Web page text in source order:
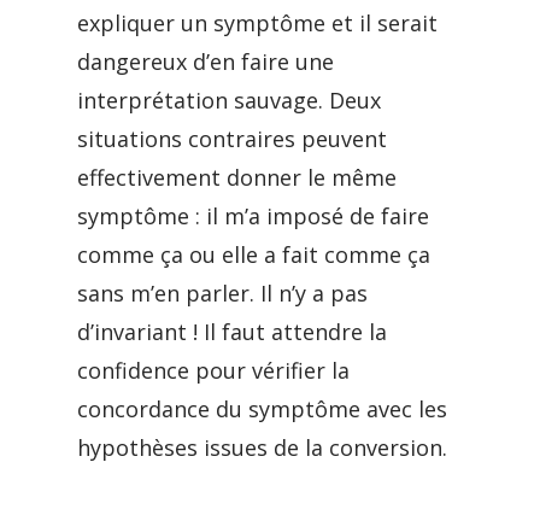
expliquer un symptôme et il serait
dangereux d’en faire une
interprétation sauvage. Deux
situations contraires peuvent
effectivement donner le même
symptôme : il m’a imposé de faire
comme ça ou elle a fait comme ça
sans m’en parler. Il n’y a pas
d’invariant ! Il faut attendre la
confidence pour vérifier la
concordance du symptôme avec les
hypothèses issues de la conversion.